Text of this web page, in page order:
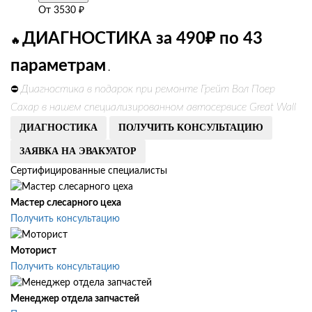
От 3530 ₽
🔥 ДИАГНОСТИКА за 490₽ по 43
параметрам .
⛔ Диагностика в подарок при ремонте Грейт Вол Поер
Сахар в нашем специализированном автосервисе Great Wall
ДИАГНОСТИКА ПОЛУЧИТЬ КОНСУЛЬТАЦИЮ
ЗАЯВКА НА ЭВАКУАТОР
Сертифицированные специалисты
Мастер слесарного цеха
Получить консультацию
Моторист
Получить консультацию
Менеджер отдела запчастей